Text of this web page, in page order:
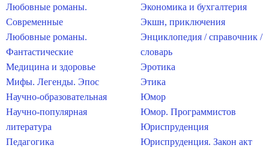
Любовные романы.
Современные
Любовные романы.
Фантастические
Медицина и здоровье
Мифы. Легенды. Эпос
Научно-образовательная
Научно-популярная
литература
Педагогика
Экономика и бухгалтерия
Экшн, приключения
Энциклопедия / справочник /
словарь
Эротика
Этика
Юмор
Юмор. Программистов
Юриспруденция
Юриспруденция. Закон акт